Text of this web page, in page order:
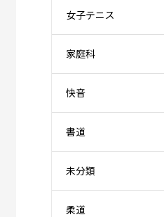
女子テニス
家庭科
快音
書道
未分類
柔道